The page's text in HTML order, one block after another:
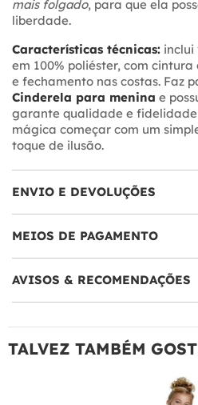
mais folgado, para que ela
liberdade.
Características técnicas: inclui
em 100% poliéster, com
e fechamento nas costas. Faz
Cinderela para menina e
garante qualidade e fidelidade
mágica começar com um
toque de ilusão.
ENVIO E DEVOLUÇÕES
MEIOS DE PAGAMENTO
AVISOS & RECOMENDAÇÕES
TALVEZ TAMBÉM